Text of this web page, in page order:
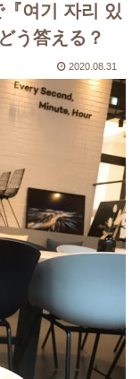
『여기 자리 있
う答える？
2020.08.31